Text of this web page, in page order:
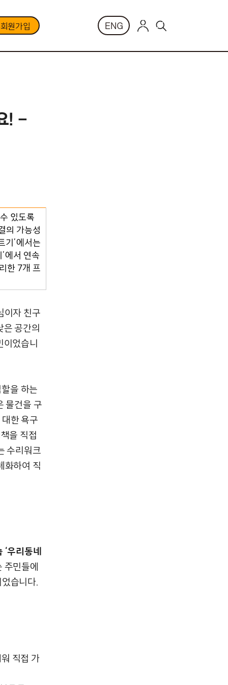
원가입 ENG
! –
있도록
의 가능성
기’에서는
에서 연속
한 7개 프
이자 친구
은 공간의
이었습니
을 하는
물건을 구
한 욕구
을 직접
수리워크
화하여 직
‘우리동네
주민들에
습니다.
직접 가